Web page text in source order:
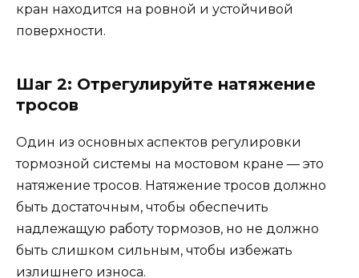
кран находится на ровной и устойчивой
поверхности.
Шаг 2: Отрегулируйте натяжение
тросов
Один из основных аспектов регулировки
тормозной системы на мостовом кране — это
натяжение тросов. Натяжение тросов должно
быть достаточным, чтобы обеспечить
надлежащую работу тормозов, но не должно
быть слишком сильным, чтобы избежать
излишнего износа.